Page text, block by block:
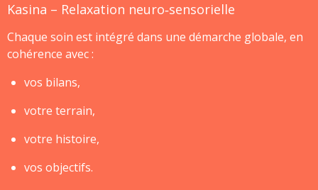
Kasina – Relaxation neuro‑sensorielle
Chaque soin est intégré dans une démarche globale, en
cohérence avec :
vos bilans,
votre terrain,
votre histoire,
vos objectifs.